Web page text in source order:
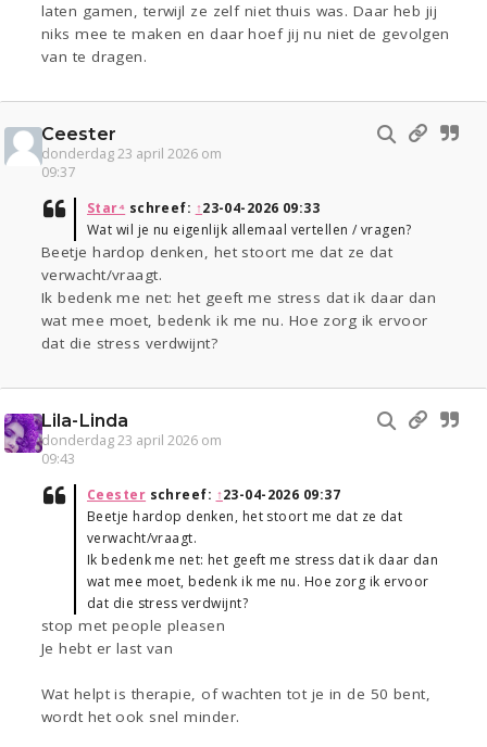
laten gamen, terwijl ze zelf niet thuis was. Daar heb jij
niks mee te maken en daar hoef jij nu niet de gevolgen
van te dragen.
Ceester
donderdag 23 april 2026 om
09:37
Star⁴ schreef: ↑23-04-2026 09:33
Wat wil je nu eigenlijk allemaal vertellen / vragen?
Beetje hardop denken, het stoort me dat ze dat
verwacht/vraagt.
Ik bedenk me net: het geeft me stress dat ik daar dan
wat mee moet, bedenk ik me nu. Hoe zorg ik ervoor
dat die stress verdwijnt?
Lila-Linda
donderdag 23 april 2026 om
09:43
Ceester schreef: ↑23-04-2026 09:37
Beetje hardop denken, het stoort me dat ze dat
verwacht/vraagt.
Ik bedenk me net: het geeft me stress dat ik daar dan
wat mee moet, bedenk ik me nu. Hoe zorg ik ervoor
dat die stress verdwijnt?
stop met people pleasen
Je hebt er last van
Wat helpt is therapie, of wachten tot je in de 50 bent,
wordt het ook snel minder.